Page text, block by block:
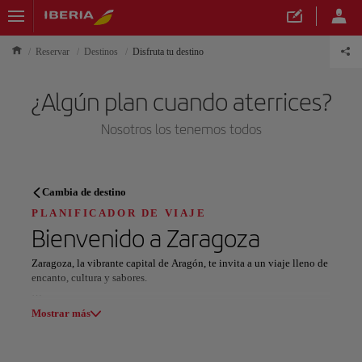
Reservar Destinos Disfruta tu destino
¿Algún plan cuando aterrices?
Nosotros los tenemos todos
PLANIFICADOR DE VIAJE
Descubre tu próximo destino
Nuestros destinos
Cambia de destino
PLANIFICADOR DE VIAJE
Bienvenido a Zaragoza
Zaragoza, la vibrante capital de Aragón, te invita a un viaje lleno de
encanto, cultura y sabores.
Déjate seducir por la imponente Basílica del Pilar, que se alza
Mostrar más